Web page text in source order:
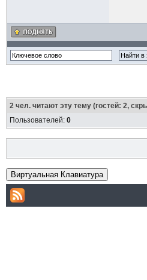
2чел. читают эту тему (гостей: 2,
Пользователей: 0
Виртуальная Клавиатура